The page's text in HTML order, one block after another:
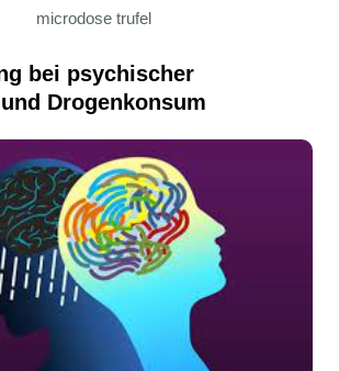
microdose trufel
bei psychischer
Drogenkonsum